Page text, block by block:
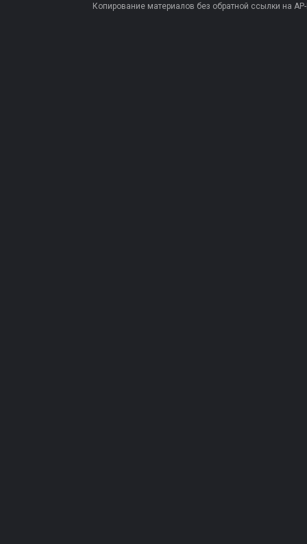
Копирование материалов без обратной ссылки на